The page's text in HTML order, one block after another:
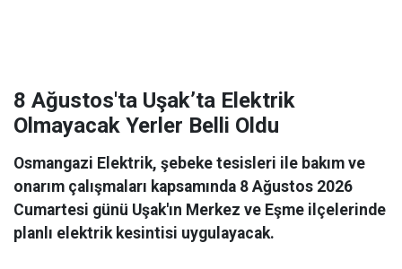
8 Ağustos'ta Uşak’ta Elektrik
Olmayacak Yerler Belli Oldu
Osmangazi Elektrik, şebeke tesisleri ile bakım ve
onarım çalışmaları kapsamında 8 Ağustos 2026
Cumartesi günü Uşak'ın Merkez ve Eşme ilçelerinde
planlı elektrik kesintisi uygulayacak.